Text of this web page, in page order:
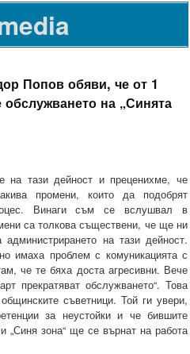
Попов обяви, че от 1
на „Синята
на тази дейност и преценихме, че
промени, които да подобрят
Винаги съм се вслушвал в
са толкова съществени, че ще ни
на тази дейност.
имаха проблем с комуникацията с
че те бяха доста агресивни. Вече
прекратяват обслужването“. Това
съветници. Той ги увери,
за неустойки и че бившите
„Синя зона“ ще се върнат на работа